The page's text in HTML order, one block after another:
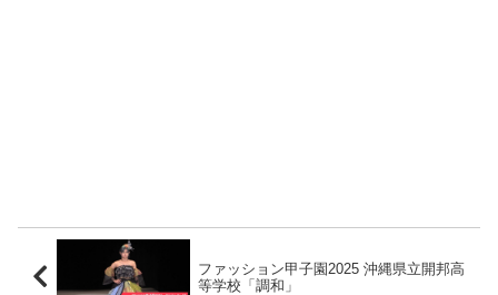
ファッション甲子園2025 沖縄県立開邦高
等学校「調和」